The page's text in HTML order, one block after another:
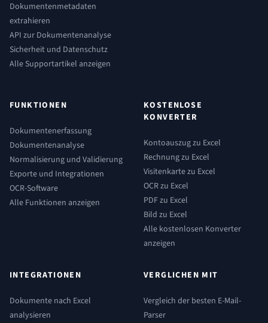
Dokumentenmetadaten
extrahieren
API zur Dokumentenanalyse
Sicherheit und Datenschutz
Alle Supportartikel anzeigen
FUNKTIONEN
Dokumentenerfassung
Dokumentenanalyse
Normalisierung und Validierung
Exporte und Integrationen
OCR-Software
Alle Funktionen anzeigen
KOSTENLOSE
KONVERTER
Kontoauszug zu Excel
Rechnung zu Excel
Visitenkarte zu Excel
OCR zu Excel
PDF zu Excel
Bild zu Excel
Alle kostenlosen Konverter
anzeigen
INTEGRATIONEN
Dokumente nach Excel
analysieren
VERGLICHEN MIT
Vergleich der besten E-Mail-
Parser